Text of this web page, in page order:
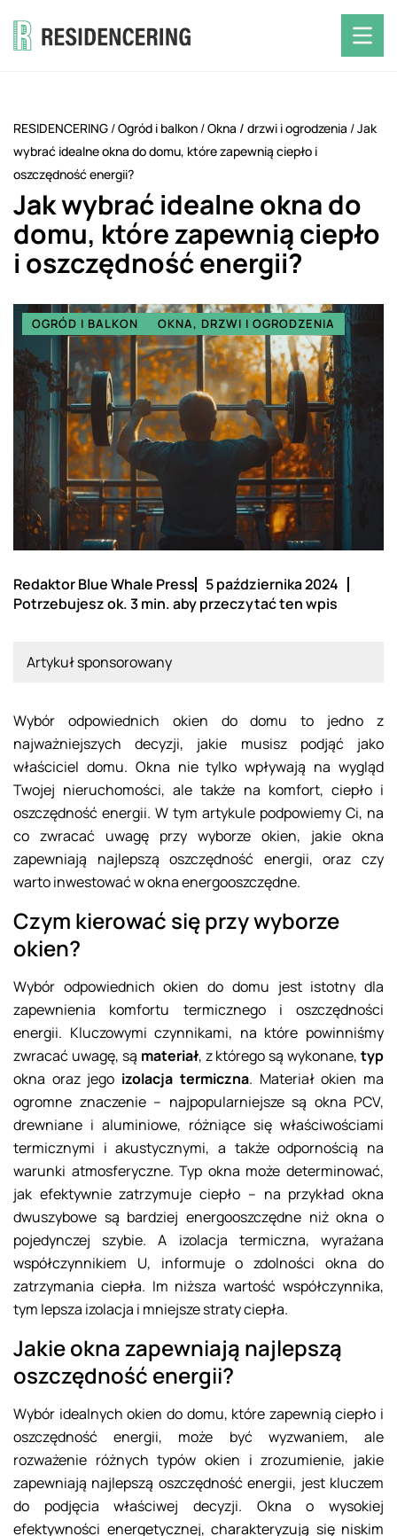
RESIDENCERING /Ogród i balkon /Okna / drzwi i ogrodzenia /Jak
wybrać idealne okna do domu, które zapewnią ciepło i
oszczędność energii?
Jak wybrać idealne okna do
domu, które zapewnią ciepło
i oszczędność energii?
OGRÓD I BALKON OKNA, DRZWI I OGRODZENIA
Redaktor Blue Whale Press
5 października 2024
Potrzebujesz ok. 3 min. aby przeczytać ten wpis
Artykuł sponsorowany
Wybór odpowiednich okien do domu to jedno z
najważniejszych decyzji, jakie musisz podjąć jako
właściciel domu. Okna nie tylko wpływają na wygląd
Twojej nieruchomości, ale także na komfort, ciepło i
oszczędność energii. W tym artykule podpowiemy Ci, na
co zwracać uwagę przy wyborze okien, jakie okna
zapewniają najlepszą oszczędność energii, oraz czy
warto inwestować w okna energooszczędne.
Czym kierować się przy wyborze
okien?
Wybór odpowiednich okien do domu jest istotny dla
zapewnienia komfortu termicznego i oszczędności
energii. Kluczowymi czynnikami, na które powinniśmy
zwracać uwagę, są materiał, z którego są wykonane, typ
okna oraz jego izolacja termiczna. Materiał okien ma
ogromne znaczenie – najpopularniejsze są okna PCV,
drewniane i aluminiowe, różniące się właściwościami
termicznymi i akustycznymi, a także odpornością na
warunki atmosferyczne. Typ okna może determinować,
jak efektywnie zatrzymuje ciepło – na przykład okna
dwuszybowe są bardziej energooszczędne niż okna o
pojedynczej szybie. A izolacja termiczna, wyrażana
współczynnikiem U, informuje o zdolności okna do
zatrzymania ciepła. Im niższa wartość współczynnika,
tym lepsza izolacja i mniejsze straty ciepła.
Jakie okna zapewniają najlepszą
oszczędność energii?
Wybór idealnych okien do domu, które zapewnią ciepło i
oszczędność energii, może być wyzwaniem, ale
rozważenie różnych typów okien i zrozumienie, jakie
zapewniają najlepszą oszczędność energii, jest kluczem
do podjęcia właściwej decyzji. Okna o wysokiej
efektywności energetycznej, charakteryzują się niskim